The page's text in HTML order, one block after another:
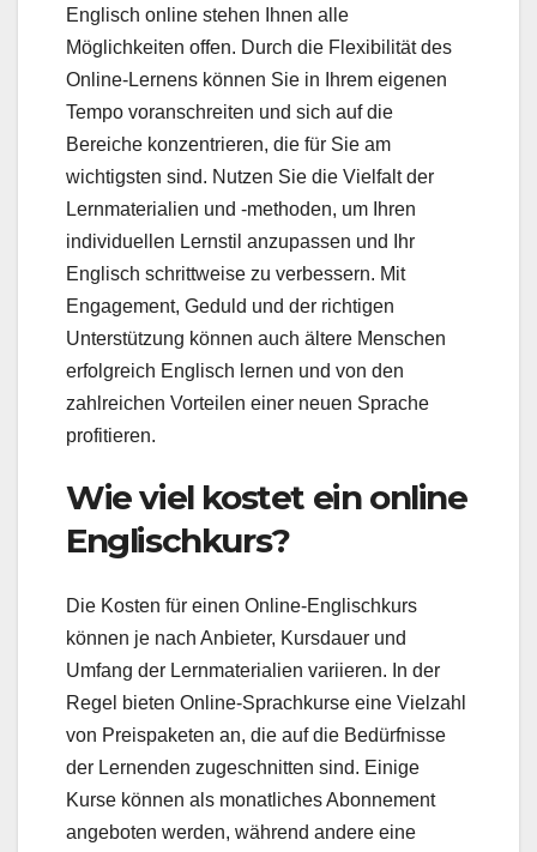
Englisch online stehen Ihnen alle
Möglichkeiten offen. Durch die Flexibilität des
Online-Lernens können Sie in Ihrem eigenen
Tempo voranschreiten und sich auf die
Bereiche konzentrieren, die für Sie am
wichtigsten sind. Nutzen Sie die Vielfalt der
Lernmaterialien und -methoden, um Ihren
individuellen Lernstil anzupassen und Ihr
Englisch schrittweise zu verbessern. Mit
Engagement, Geduld und der richtigen
Unterstützung können auch ältere Menschen
erfolgreich Englisch lernen und von den
zahlreichen Vorteilen einer neuen Sprache
profitieren.
Wie viel kostet ein online
Englischkurs?
Die Kosten für einen Online-Englischkurs
können je nach Anbieter, Kursdauer und
Umfang der Lernmaterialien variieren. In der
Regel bieten Online-Sprachkurse eine Vielzahl
von Preispaketen an, die auf die Bedürfnisse
der Lernenden zugeschnitten sind. Einige
Kurse können als monatliches Abonnement
angeboten werden, während andere eine